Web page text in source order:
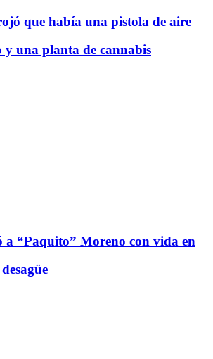
que había una pistola de aire
una planta de cannabis
a “Paquito” Moreno con vida en